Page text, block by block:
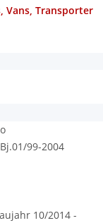
Vans, Transporter
99-2004
10/2014 -